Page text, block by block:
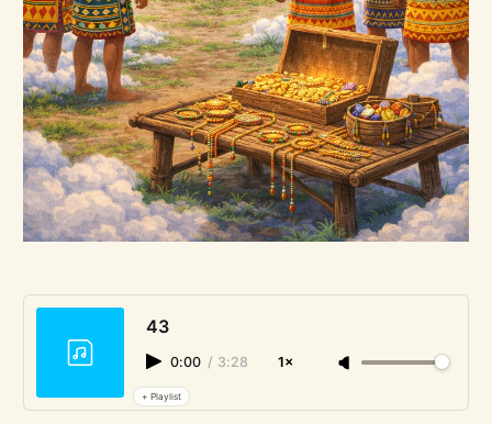
43
0:00 / 3:28 1×
+ Playlist